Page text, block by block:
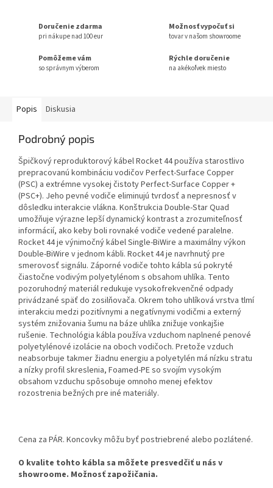
Doručenie zdarma
pri nákupe nad 100 eur
Možnosť vypočuť si
tovar v našom showroome
Pomôžeme vám
so správnym výberom
Rýchle doručenie
na akékoľvek miesto
Popis Diskusia
Podrobný popis
Špičkový reproduktorový kábel Rocket 44 používa starostlivo
prepracovanú kombináciu vodičov Perfect-Surface Copper
(PSC) a extrémne vysokej čistoty Perfect-Surface Copper +
(PSC+). Jeho pevné vodiče eliminujú tvrdosť a nepresnosť v
dôsledku interakcie vlákna. Konštrukcia Double-Star Quad
umožňuje výrazne lepší dynamický kontrast a zrozumiteľnosť
informácií, ako keby boli rovnaké vodiče vedené paralelne.
Rocket 44 je výnimočný kábel Single-BiWire a maximálny výkon
Double-BiWire v jednom kábli. Rocket 44 je navrhnutý pre
smerovosť signálu. Záporné vodiče tohto kábla sú pokryté
čiastočne vodivým polyetylénom s obsahom uhlíka. Tento
pozoruhodný materiál redukuje vysokofrekvenčné odpady
privádzané späť do zosilňovača. Okrem toho uhlíková vrstva tlmí
interakciu medzi pozitívnymi a negatívnymi vodičmi a externý
systém znižovania šumu na báze uhlíka znižuje vonkajšie
rušenie. Technológia kábla používa vzduchom naplnené penové
polyetylénové izolácie na oboch vodičoch. Pretože vzduch
neabsorbuje takmer žiadnu energiu a polyetylén má nízku stratu
a nízky profil skreslenia, Foamed-PE so svojím vysokým
obsahom vzduchu spôsobuje omnoho menej efektov
rozostrenia bežných pre iné materiály.
Cena za PÁR. Koncovky môžu byť postriebrené alebo pozlátené.
O kvalite tohto kábla sa môžete presvedčiť u nás v
showroome. Možnosť zapožičania.